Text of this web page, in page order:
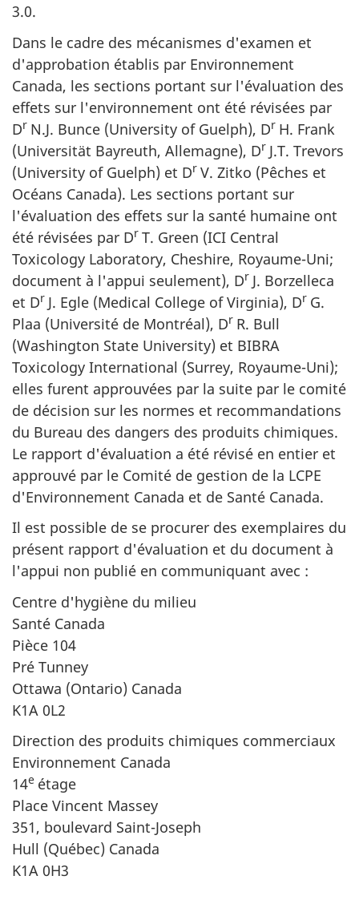
3.0.
Dans le cadre des mécanismes d'examen et
d'approbation établis par Environnement
Canada, les sections portant sur l'évaluation des
effets sur l'environnement ont été révisées par
Dr N.J. Bunce (University of Guelph), Dr H. Frank
(Universität Bayreuth, Allemagne), Dr J.T. Trevors
(University of Guelph) et Dr V. Zitko (Pêches et
Océans Canada). Les sections portant sur
l'évaluation des effets sur la santé humaine ont
été révisées par Dr T. Green (ICI Central
Toxicology Laboratory, Cheshire, Royaume-Uni;
document à l'appui seulement), Dr J. Borzelleca
et Dr J. Egle (Medical College of Virginia), Dr G.
Plaa (Université de Montréal), Dr R. Bull
(Washington State University) et BIBRA
Toxicology International (Surrey, Royaume-Uni);
elles furent approuvées par la suite par le comité
de décision sur les normes et recommandations
du Bureau des dangers des produits chimiques.
Le rapport d'évaluation a été révisé en entier et
approuvé par le Comité de gestion de la LCPE
d'Environnement Canada et de Santé Canada.
Il est possible de se procurer des exemplaires du
présent rapport d'évaluation et du document à
l'appui non publié en communiquant avec :
Centre d'hygiène du milieu
Santé Canada
Pièce 104
Pré Tunney
Ottawa (Ontario) Canada
K1A 0L2
Direction des produits chimiques commerciaux
Environnement Canada
14e étage
Place Vincent Massey
351, boulevard Saint-Joseph
Hull (Québec) Canada
K1A 0H3